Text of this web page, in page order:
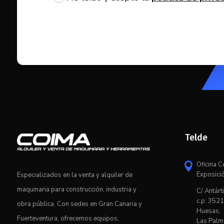
Especializados en la venta y alquiler de
maquinaria para construcción, industria y
obra pública. Con sedes en Gran Canaria y
Fuerteventura, ofrecemos equipos,
Telde
 Oficina
C/
c.p:
Huesas,
Las